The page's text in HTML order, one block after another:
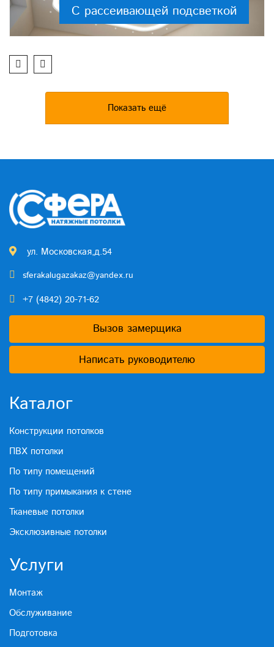
С рассеивающей подсветкой
Показать ещё
ул. Московская,д.54
sferakalugazakaz@yandex.ru
+7 (4842) 20-71-62
Вызов замерщика
Написать руководителю
Каталог
Конструкции потолков
ПВХ потолки
По типу помещений
По типу примыкания к стене
Тканевые потолки
Эксклюзивные потолки
Услуги
Монтаж
Обслуживание
Подготовка